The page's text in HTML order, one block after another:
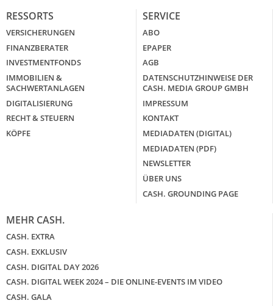
RESSORTS
VERSICHERUNGEN
FINANZBERATER
INVESTMENTFONDS
IMMOBILIEN &
SACHWERTANLAGEN
DIGITALISIERUNG
RECHT & STEUERN
KÖPFE
SERVICE
ABO
EPAPER
AGB
DATENSCHUTZHINWEISE DER
CASH. MEDIA GROUP GMBH
IMPRESSUM
KONTAKT
MEDIADATEN (DIGITAL)
MEDIADATEN (PDF)
NEWSLETTER
ÜBER UNS
CASH. GROUNDING PAGE
MEHR CASH.
CASH. EXTRA
CASH. EXKLUSIV
CASH. DIGITAL DAY 2026
CASH. DIGITAL WEEK 2024 – DIE ONLINE-EVENTS IM VIDEO
CASH. GALA